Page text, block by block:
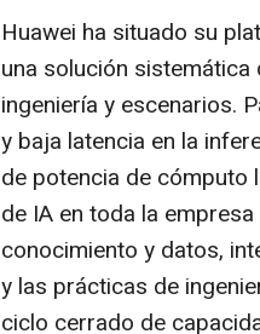
Huawei ha situado su
una solución
ingeniería y escenarios.
y baja latencia en la
de potencia de cómputo
de IA en toda la
conocimiento y datos,
y las prácticas de
ciclo cerrado de